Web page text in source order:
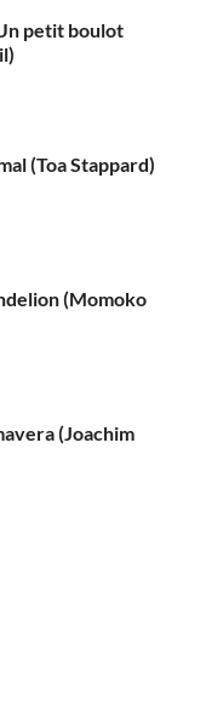
petit boulot
(Toa Stappard)
(Momoko
(Joachim